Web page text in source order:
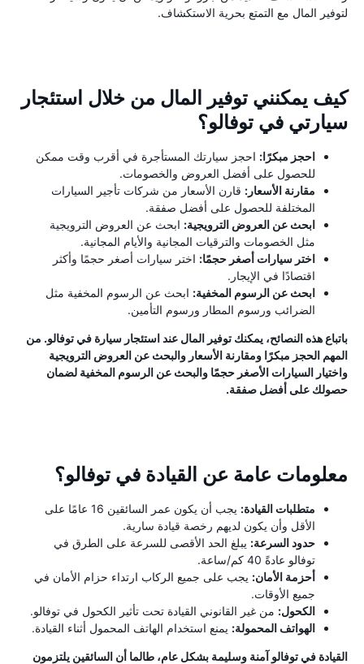
لتوفير المال مع التمتع بحرية الاستكشاف.
كيف يمكنني توفير المال من خلال استئجار
سيارتي في توفالو؟
احجز مبكرًا: احجز سيارتك المستأجرة في أقرب وقت ممكن
للحصول على أفضل العروض والخصومات.
مقارنة الأسعار: قارن الأسعار من شركات تأجير السيارات
المختلفة للحصول على أفضل صفقة.
ابحث عن العروض الترويجية: ابحث عن العروض الترويجية
مثل الخصومات والترقيات المجانية والأيام المجانية.
اختر سيارات أصغر حجمًا: اختر سيارات أصغر حجمًا وأكثر
اقتصادًا في الإيجار.
ابحث عن الرسوم المخفية: ابحث عن الرسوم المخفية مثل
الضرائب ورسوم المطار ورسوم التأمين.
باتباع هذه النصائح، يمكنك توفير المال عند استئجار سيارة في توفالو. من
المهم الحجز مبكرًا ومقارنة الأسعار والبحث عن العروض الترويجية
واختيار السيارات الأصغر حجمًا والبحث عن الرسوم المخفية لضمان
حصولك على أفضل صفقة.
معلومات عامة عن القيادة في توفالو؟
متطلبات القيادة:
يجب أن يكون عمر السائقين 16 عامًا على
الأقل وأن يكون لديهم رخصة قيادة سارية.
حدود السرعة: يبلغ الحد الأقصى للسرعة على الطرق في
توفالو عادةً 40 كم/ساعة.
أحزمة الأمان: يجب على جميع الركاب ارتداء حزام الأمان في
جميع الأوقات.
الكحول: من غير القانوني القيادة تحت تأثير الكحول في توفالو.
الهواتف المحمولة: يمنع استخدام الهاتف المحمول أثناء القيادة.
القيادة في توفالو آمنة وسليمة بشكل عام، طالما أن السائقين يلتزمون